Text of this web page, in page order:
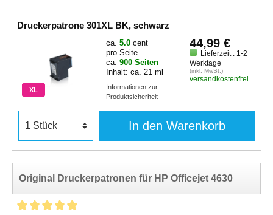
Druckerpatrone 301XL BK, schwarz
XL
ca. 5.0 cent
pro Seite
ca. 900 Seiten
Inhalt: ca. 21 ml
Informationen zur
Produktsicherheit
44,99 €
Lieferzeit : 1-2
Werktage
(inkl. MwSt.)
versandkostenfrei
In den Warenkorb
Original Druckerpatronen für HP Officejet 4630